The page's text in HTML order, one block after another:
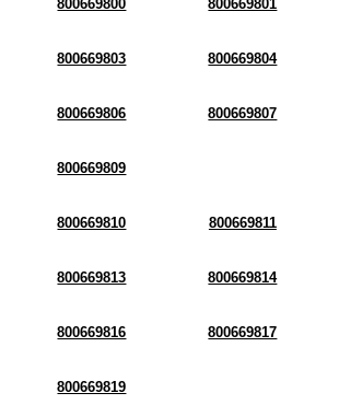
800669800 800669801
800669803 800669804
800669806 800669807
800669809
800669810 800669811
800669813 800669814
800669816 800669817
800669819